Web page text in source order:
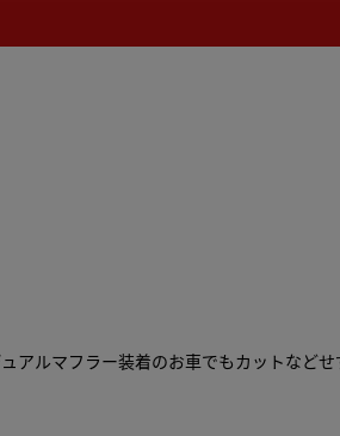
ルマフラー装着のお車でもカットなどせ